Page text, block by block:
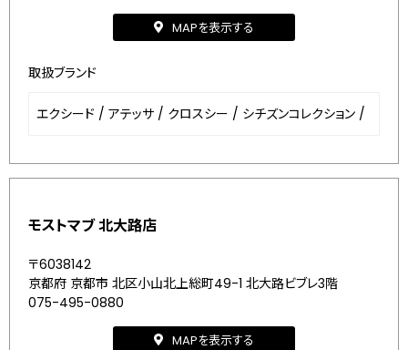
MAPを表示する
取扱ブランド
エクシード / アテッサ / クロスシー / シチズンコレクション /
モストマブ 北大路店
〒6038142
京都府 京都市 北区小山北上総町49-1 北大路ビブレ3階
075-495-0880
MAPを表示する